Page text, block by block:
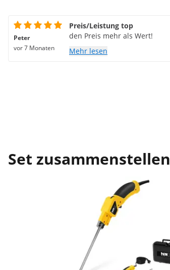
Peter
vor 7 Monaten
Preis/Leistung top
den Preis mehr als Wert!
Mehr lesen
Set zusammenstellen